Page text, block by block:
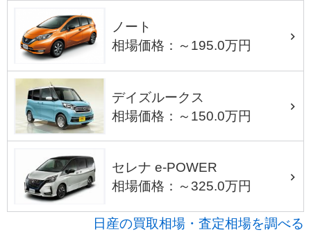
ノート
相場価格：～195.0万円
デイズルークス
相場価格：～150.0万円
セレナ e-POWER
相場価格：～325.0万円
日産の買取相場・査定相場を調べる